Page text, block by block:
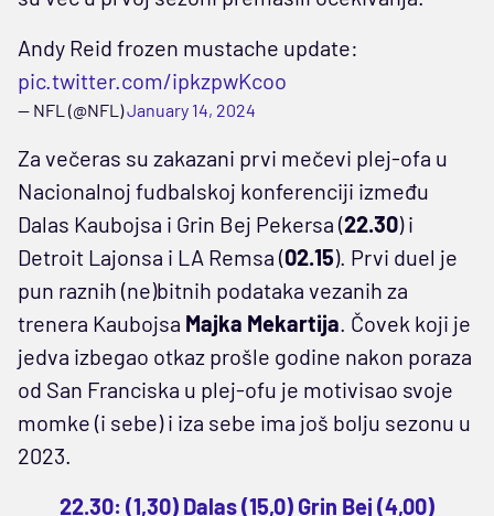
Andy Reid frozen mustache update:
pic.twitter.com/ipkzpwKcoo
— NFL (@NFL)January 14, 2024
Za večeras su zakazani prvi mečevi plej-ofa u
Nacionalnoj fudbalskoj konferenciji između
Dalas Kaubojsa i Grin Bej Pekersa (22.30) i
Detroit Lajonsa i LA Remsa (02.15). Prvi duel je
pun raznih (ne)bitnih podataka vezanih za
trenera Kaubojsa Majka Mekartija. Čovek koji je
jedva izbegao otkaz prošle godine nakon poraza
od San Franciska u plej-ofu je motivisao svoje
momke (i sebe) i iza sebe ima još bolju sezonu u
2023.
22.30: (1,30) Dalas (15,0) Grin Bej (4,00)